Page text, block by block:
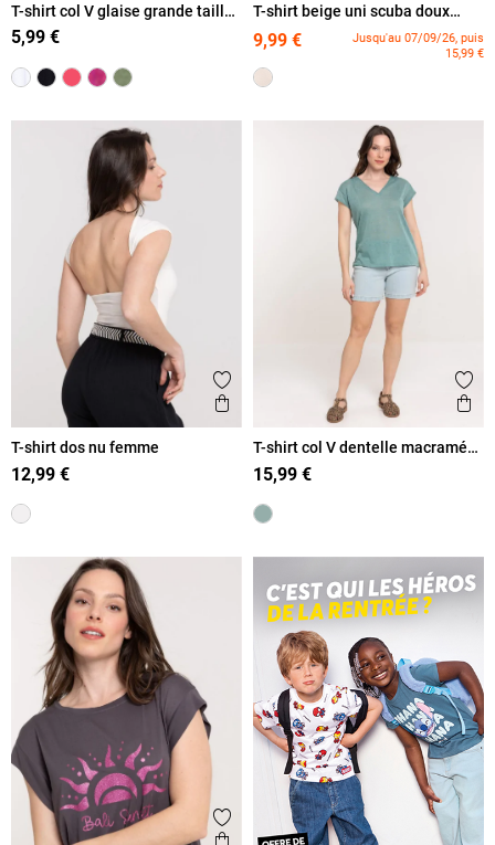
T-shirt col V glaise grande taille
femme
5,99 €
T-shirt beige uni scuba doux
9,99 €
Jusqu'au 07/09/26, puis
15,99 €
Ajouter aux favoris
Aperçu rapide
T-shirt dos nu femme
12,99 €
T-shirt col V dentelle macramé
femme
15,99 €
Ajouter aux favoris